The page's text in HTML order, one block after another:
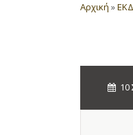
Αρχική »
10